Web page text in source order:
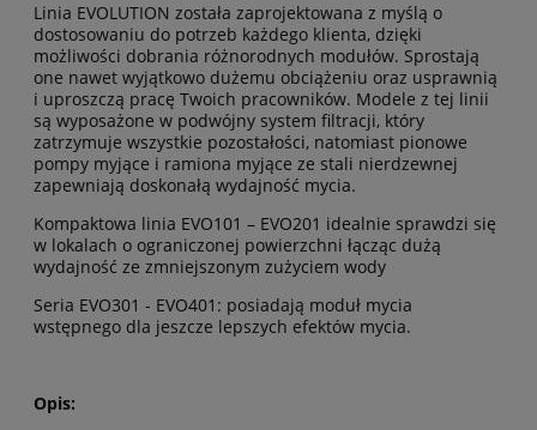
Linia EVOLUTION została zaprojektowana z myślą o
dostosowaniu do potrzeb każdego klienta, dzięki
możliwości dobrania różnorodnych modułów. Sprostają
one nawet wyjątkowo dużemu obciążeniu oraz usprawnią
i uproszczą pracę Twoich pracowników. Modele z tej linii
są wyposażone w podwójny system filtracji, który
zatrzymuje wszystkie pozostałości, natomiast pionowe
pompy myjące i ramiona myjące ze stali nierdzewnej
zapewniają doskonałą wydajność mycia.
Kompaktowa linia EVO101 – EVO201 idealnie sprawdzi się
w lokalach o ograniczonej powierzchni łącząc dużą
wydajność ze zmniejszonym zużyciem wody
Seria EVO301 - EVO401: posiadają moduł mycia
wstępnego dla jeszcze lepszych efektów mycia.
Opis: